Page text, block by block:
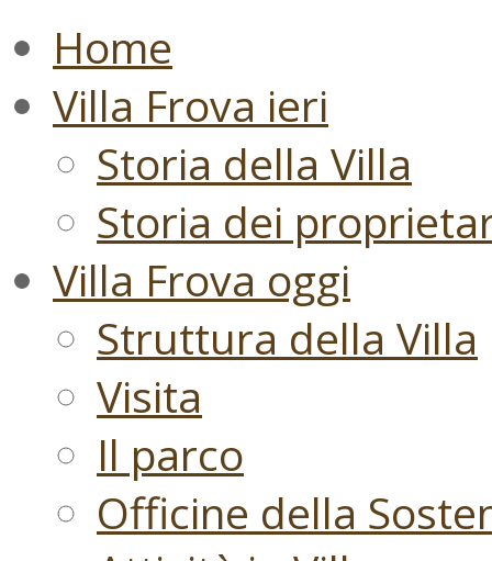
Home
Villa Frova ieri
Storia della Villa
Storia dei
Villa Frova oggi
Struttura della Villa
Visita
Il parco
Officine della